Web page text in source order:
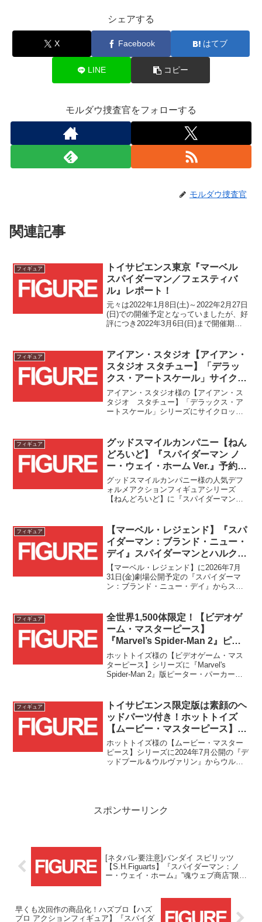
シェアする
X Facebook はてブ
LINE コピー
モルダウ捜査官をフォローする
モルダウ捜査官
関連記事
フィギュア
トイサピエンス東京『マーベル
スパイダーマン／フェスティバ
ル』レポート！
元々は2022年1月8日(土)～2022年2月27日
(日)での開催予定となっていましたが、好
評につき2022年3月6日(日)まで開催期間
ィバル』に行ってきましたので、その様
子を紹介したいと思います！
フィギュア
アイアン・スタジオ【アイアン・
スタジオ スタチュー】「デラッ
クス・アートスケール」サイクロ
ップス(アンリーシュド)[コミッ
ク]が予約受付スタート！！
アイアン・スタジオ様の【アイアン・ス
タジオ スタチュー】「デラックス・ア
ートスケール」シリーズにサイクロップ
フィギュア
グッドスマイルカンパニー【ねん
どろいど】『スパイダーマン ノ
ー・ウェイ・ホーム Ver.』予約受
付開始！！
グッドスマイルカンパニー様の人気デフ
ォルメアクションフィギュアシリーズ
【ねんどろいど】に『スパイダーマン：
です！！
フィギュア
【マーベル・レジェンド】『スパ
イダーマン：ブランド・ニュー・
デイ』スパイダーマンとハルクが
登場！！
【マーベル・レジェンド】に2026年7月
31日(金)劇場公開予定の『スパイダーマ
ン：ブランド・ニュー・デイ』からスパ
ス・バナーも出てはいたものの、ハルク
になるというのをこちら...
フィギュア
全世界1,500体限定！【ビデオゲ
ーム・マスターピース】
『Marvel’s Spider-Man 2』ピー
ター・パーカー／スパイダーマン
（ラストスタンド・スーツ）が登
場！！
ホットトイズ様の【ビデオゲーム・マス
ターピース】シリーズに『Marvel's
Spider-Man 2』版ピーター・パーカー／
国内流通はトイサピエンス様のみとな
っ...
フィギュア
トイサピエンス限定版は素顔のヘ
ッドパーツ付き！ホットトイズ
【ムービー・マスターピース】
『デッドプール＆ウルヴァリン』
ウルヴァリンが予約受付開始！！
ホットトイズ様の【ムービー・マスター
ピース】シリーズに2024年7月公開の『デ
ッドプール＆ウルヴァリン』からウルヴ
スポンサーリンク
[ネタバレ要注意]バンダイ スピリッツ
【S.H.Figuarts】『スパイダーマン：ノ
ー・ウェイ・ホーム』”魂ウェブ商店”限定
早くも次回作の商品化！ハズブロ【ハズ
ブロ アクションフィギュア】『スパイダ